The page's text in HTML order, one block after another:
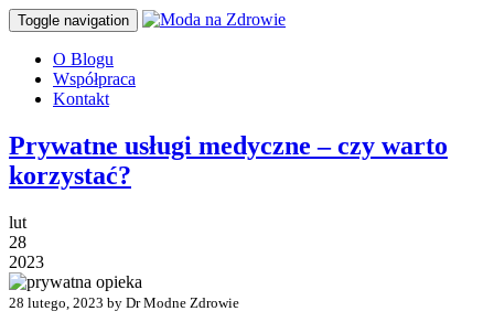
Toggle navigation
O Blogu
Współpraca
Kontakt
Prywatne usługi medyczne – czy warto
korzystać?
lut
28
2023
28 lutego, 2023 by Dr Modne Zdrowie